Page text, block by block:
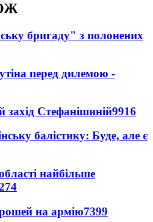
бригаду" з полонених
перед дилемою -
захід Стефанішиній9916
балістику: Буде, але є
найбільше
на армію7399